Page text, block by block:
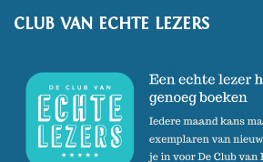
CLUB VAN ECHTE LEZERS